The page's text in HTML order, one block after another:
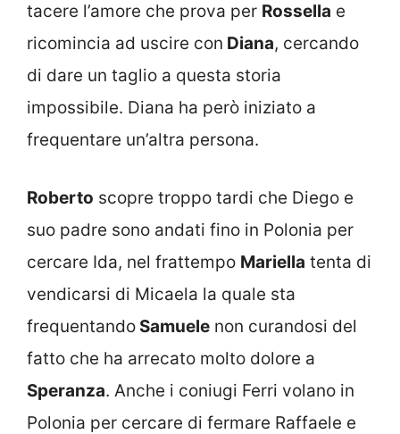
tacere l’amore che prova per Rossella e
ricomincia ad uscire con Diana, cercando
di dare un taglio a questa storia
impossibile. Diana ha però iniziato a
frequentare un’altra persona.
Roberto scopre troppo tardi che Diego e
suo padre sono andati fino in Polonia per
cercare Ida, nel frattempo Mariella tenta di
vendicarsi di Micaela la quale sta
frequentando Samuele non curandosi del
fatto che ha arrecato molto dolore a
Speranza. Anche i coniugi Ferri volano in
Polonia per cercare di fermare Raffaele e